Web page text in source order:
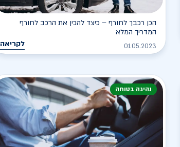
הכן רכבך לחורף – כיצד להכין את הרכב לחורף
המדריך המלא
01.05.2023 לקריאה
נהיגה בטוחה